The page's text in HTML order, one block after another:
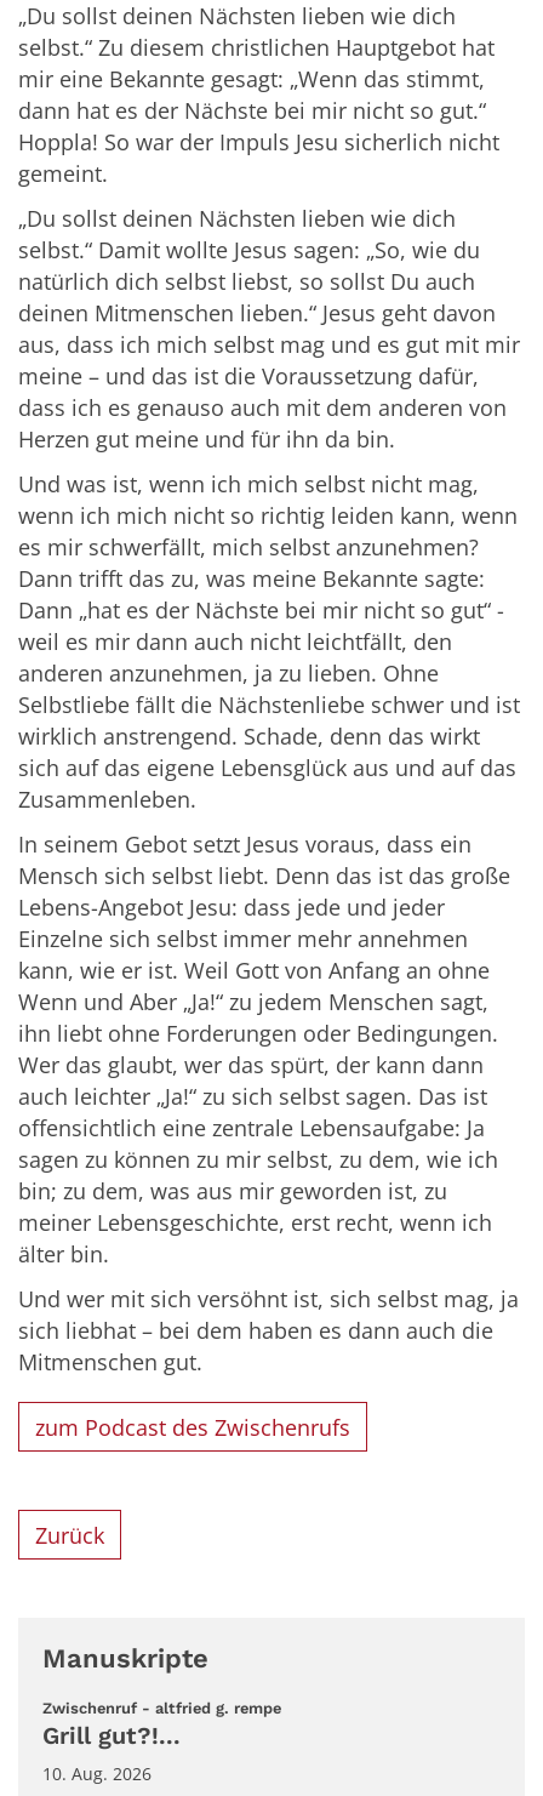
„Du sollst deinen Nächsten lieben wie dich
selbst.“ Zu diesem christlichen Hauptgebot hat
mir eine Bekannte gesagt: „Wenn das stimmt,
dann hat es der Nächste bei mir nicht so gut.“
Hoppla! So war der Impuls Jesu sicherlich nicht
gemeint.
„Du sollst deinen Nächsten lieben wie dich
selbst.“ Damit wollte Jesus sagen: „So, wie du
natürlich dich selbst liebst, so sollst Du auch
deinen Mitmenschen lieben.“ Jesus geht davon
aus, dass ich mich selbst mag und es gut mit mir
meine – und das ist die Voraussetzung dafür,
dass ich es genauso auch mit dem anderen von
Herzen gut meine und für ihn da bin.
Und was ist, wenn ich mich selbst nicht mag,
wenn ich mich nicht so richtig leiden kann, wenn
es mir schwerfällt, mich selbst anzunehmen?
Dann trifft das zu, was meine Bekannte sagte:
Dann „hat es der Nächste bei mir nicht so gut“ -
weil es mir dann auch nicht leichtfällt, den
anderen anzunehmen, ja zu lieben. Ohne
Selbstliebe fällt die Nächstenliebe schwer und ist
wirklich anstrengend. Schade, denn das wirkt
sich auf das eigene Lebensglück aus und auf das
Zusammenleben.
In seinem Gebot setzt Jesus voraus, dass ein
Mensch sich selbst liebt. Denn das ist das große
Lebens-Angebot Jesu: dass jede und jeder
Einzelne sich selbst immer mehr annehmen
kann, wie er ist. Weil Gott von Anfang an ohne
Wenn und Aber „Ja!“ zu jedem Menschen sagt,
ihn liebt ohne Forderungen oder Bedingungen.
Wer das glaubt, wer das spürt, der kann dann
auch leichter „Ja!“ zu sich selbst sagen. Das ist
offensichtlich eine zentrale Lebensaufgabe: Ja
sagen zu können zu mir selbst, zu dem, wie ich
bin; zu dem, was aus mir geworden ist, zu
meiner Lebensgeschichte, erst recht, wenn ich
älter bin.
Und wer mit sich versöhnt ist, sich selbst mag, ja
sich liebhat – bei dem haben es dann auch die
Mitmenschen gut.
zum Podcast des Zwischenrufs
Zurück
Manuskripte
Zwischenruf - altfried g. rempe:
Grill gut?!...
10. Aug. 2026